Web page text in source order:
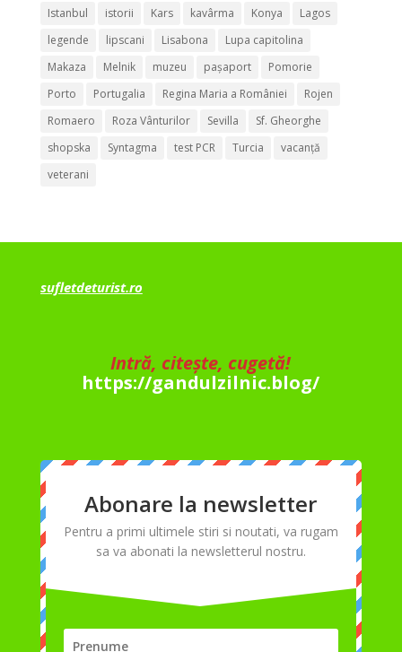
Istanbul
istorii Kars kavârma Konya
Lagos
legende
lipscani Lisabona
Lupa capitolina
Makaza
Melnik muzeu pașaport
Pomorie
Porto
Portugalia Regina Maria a României
Rojen
Romaero
Roza Vânturilor Sevilla
Sf. Gheorghe
shopska
Syntagma test PCR Turcia
vacanță
veterani
sufletdeturist.ro
Intră, citește, cugetă!
https://gandulzilnic.blog/
Abonare la newsletter
Pentru a primi ultimele stiri si noutati, va rugam
sa va abonati la newsletterul nostru.